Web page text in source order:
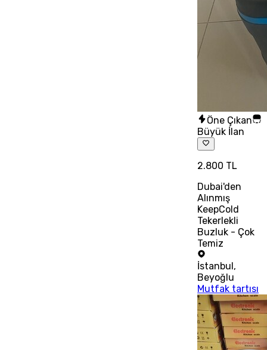
Öne Çıkan
Büyük İlan
2.800 TL
Dubai'den
Alınmış
KeepCold
Tekerlekli
Buzluk - Çok
Temiz
İstanbul ,
Beyoğlu
Mutfak tartısı